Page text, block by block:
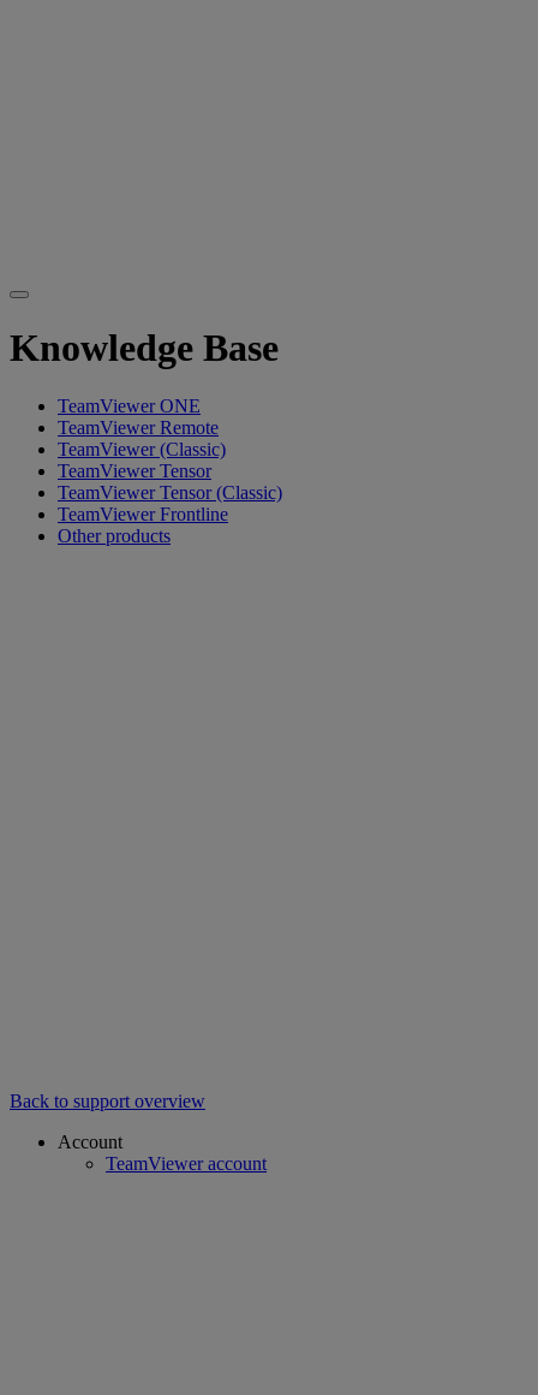
Knowledge Base
TeamViewer ONE
TeamViewer Remote
TeamViewer (Classic)
TeamViewer Tensor
TeamViewer Tensor (Classic)
TeamViewer Frontline
Other products
Back to support overview
Account
TeamViewer account